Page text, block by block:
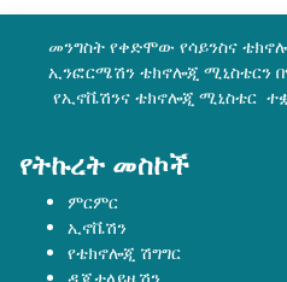
መንግስት የቀድሞው የሳይንስና
ኢንፎርሜሽን ቴክኖሎጂ ሚኒስቴርን
የኢኖቬሽንና ቴክኖሎጂ ሚኒስቴር
የትኩረት መስኮች
ምርምር
ኢኖቬሽን
የቴክኖሎጂ ሽግግር